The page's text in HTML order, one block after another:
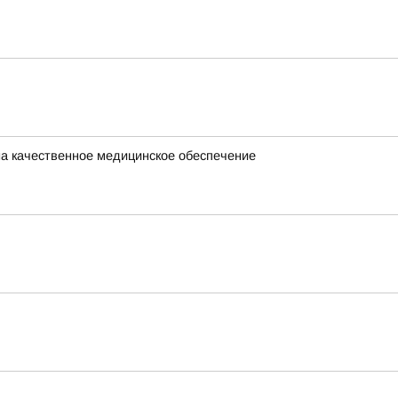
медицинское обеспечение